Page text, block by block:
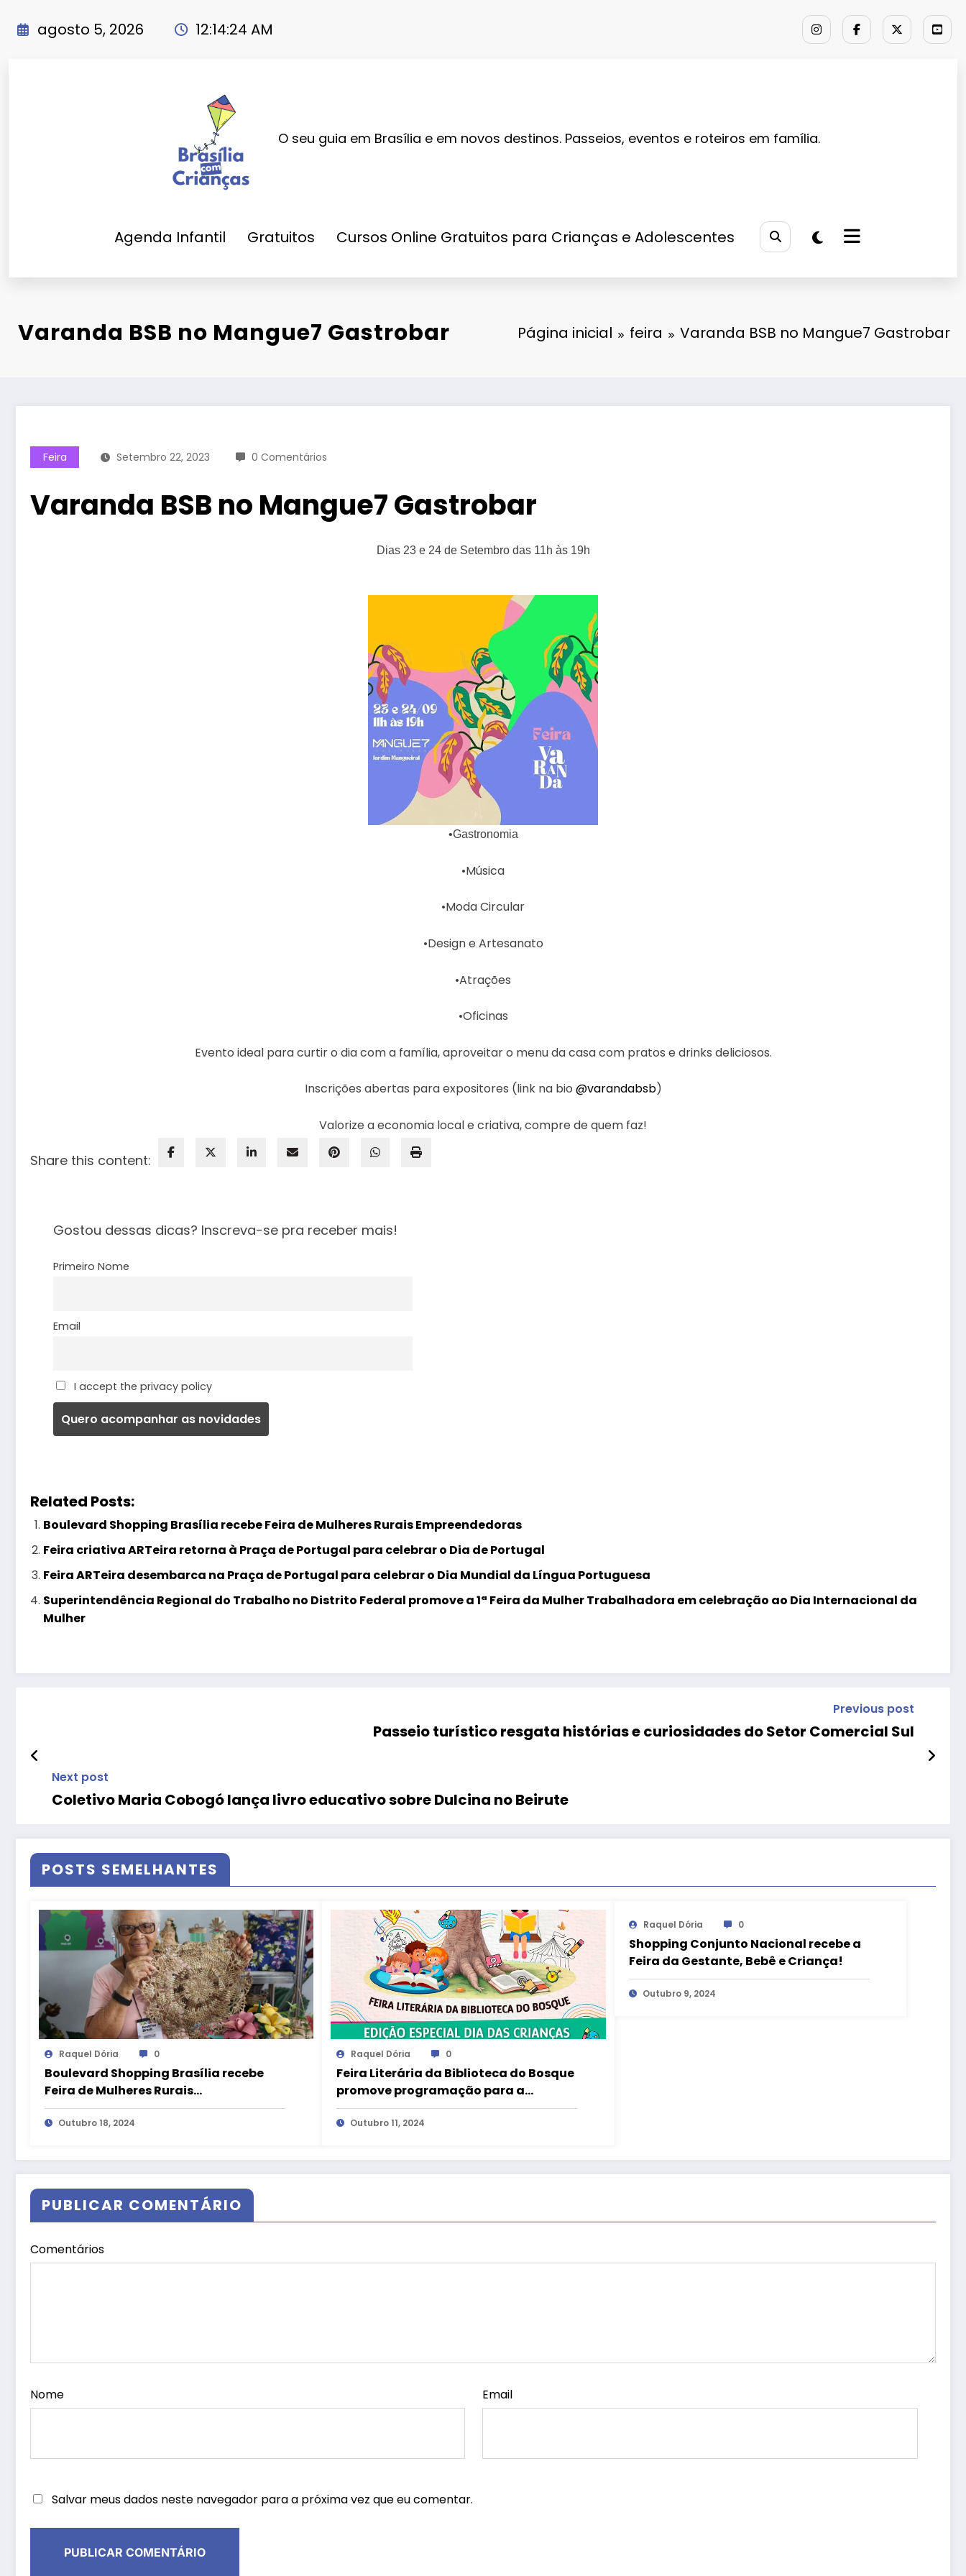
para
agosto 5, 2026 12:14:25 AM
O seu guia em Brasília e em novos destinos. Passeios, eventos e roteiros em família.
Agenda Infantil Gratuitos Cursos Online Gratuitos para Crianças e Adolescentes
Varanda BSB no Mangue7 Gastrobar Página inicial feira Varanda BSB no Mangue7 Gastrobar
Feira Setembro 22, 2023 0 Comentários
Varanda BSB no Mangue7 Gastrobar
Dias 23 e 24 de Setembro das 11h às 19h
•Gastronomia
•Música
•Moda Circular
•Design e Artesanato
•Atrações
•Oficinas
Evento ideal para curtir o dia com a família, aproveitar o menu da casa com pratos e drinks deliciosos.
Inscrições abertas para expositores (link na bio @varandabsb)
Valorize a economia local e criativa, compre de quem faz!
Share this content:
Gostou dessas dicas? Inscreva-se pra receber mais!
Primeiro Nome
Email
I accept the privacy policy
Related Posts:
Boulevard Shopping Brasília recebe Feira de Mulheres Rurais Empreendedoras
Feira criativa ARTeira retorna à Praça de Portugal para celebrar o Dia de Portugal
Feira ARTeira desembarca na Praça de Portugal para celebrar o Dia Mundial da Língua Portuguesa
Superintendência Regional do Trabalho no Distrito Federal promove a 1ª Feira da Mulher Trabalhadora em celebração ao Dia Internacional da
Mulher
Previous post
Passeio turístico resgata histórias e curiosidades do Setor Comercial Sul
Next post
Coletivo Maria Cobogó lança livro educativo sobre Dulcina no Beirute
POSTS SEMELHANTES
Raquel Dória 0
Boulevard Shopping Brasília recebe
Feira de Mulheres Rurais
Empreendedoras
Outubro 18, 2024
Raquel Dória 0
Feira Literária da Biblioteca do Bosque
promove programação para a
garotada, no Dia das Crianças
Outubro 11, 2024
Raquel Dória 0
Shopping Conjunto Nacional recebe a
Feira da Gestante, Bebê e Criança!
Outubro 9, 2024
PUBLICAR COMENTÁRIO
Comentários
Nome Email
Salvar meus dados neste navegador para a próxima vez que eu comentar.